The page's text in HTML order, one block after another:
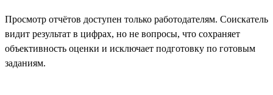
Просмотр отчётов доступен только работодателям. Соискатель
видит результат в цифрах, но не вопросы, что сохраняет
объективность оценки и исключает подготовку по готовым
заданиям.